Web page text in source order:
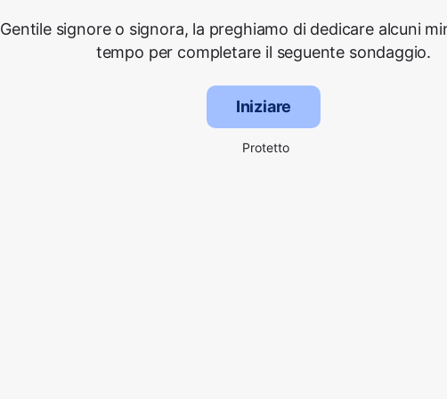
Gentile signore o signora, la preghiamo di dedicare alcuni
tempo per completare il seguente sondaggio.
Iniziare
Protetto